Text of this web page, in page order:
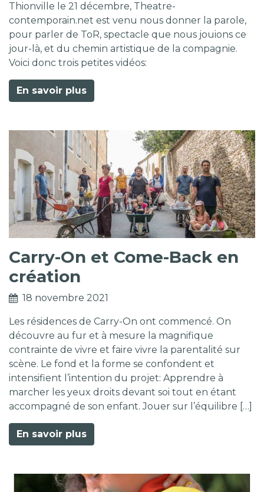
Thionville le 21 décembre, Theatre-
contemporain.net est venu nous donner la parole,
pour parler de ToR, spectacle que nous jouions ce
jour-là, et du chemin artistique de la compagnie.
Voici donc trois petites vidéos:
En savoir plus
Carry-On et Come-Back en
création
18 novembre 2021
Les résidences de Carry-On ont commencé. On
découvre au fur et à mesure la magnifique
contrainte de vivre et faire vivre la parentalité sur
scène. Le fond et la forme se confondent et
intensifient l’intention du projet: Apprendre à
marcher les yeux droits devant soi tout en étant
accompagné de son enfant. Jouer sur l’équilibre […]
En savoir plus